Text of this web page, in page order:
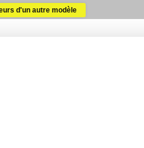
d'un autre modèle